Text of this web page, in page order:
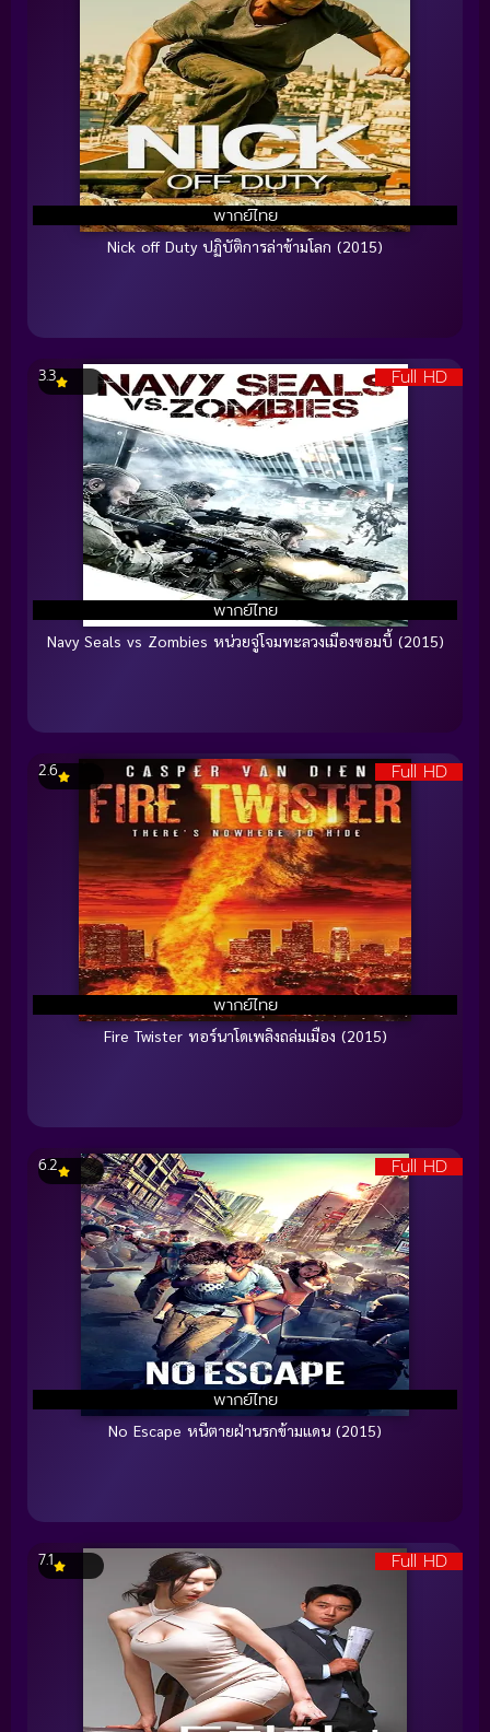
พากย์ไทย
Nick off Duty ปฏิบัติการล่าข้ามโลก (2015)
Full HD
พากย์ไทย
3.3
Navy Seals vs Zombies หน่วยจู่โจมทะลวงเมืองซอมบี้ (2015)
Full HD
พากย์ไทย
2.6
Fire Twister ทอร์นาโดเพลิงถล่มเมือง (2015)
Full HD
พากย์ไทย
6.2
No Escape หนีตายฝ่านรกข้ามแดน (2015)
Full HD
7.1